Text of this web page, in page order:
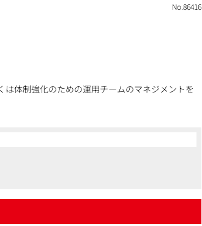
シュボード構築を一部自走し、デジタルソリュ
No.86416
体制強化のための運用チームのマネジメントを
(LP、バナー等)の企画 など
業」「激務」というイメージをお持ちの方もいら